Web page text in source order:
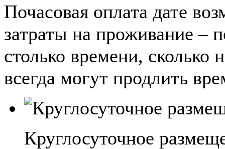
Почасовая оплата дате
затраты на проживание –
столько времени,
всегда могут продлить
Круглосуточное